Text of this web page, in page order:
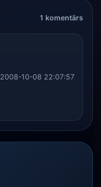
1 komentārs
2008-10-08 22:07:57